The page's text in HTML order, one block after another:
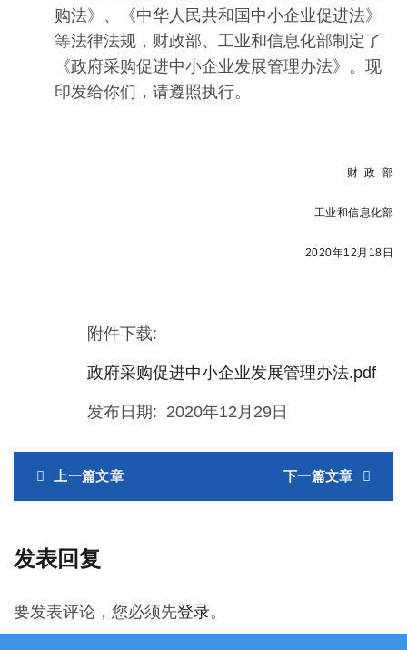
购法》、《中华人民共和国中小企业促进法》
等法律法规，财政部、工业和信息化部制定了
《政府采购促进中小企业发展管理办法》。现
印发给你们，请遵照执行。
财 政 部
工业和信息化部
2020年12月18日
附件下载:
政府采购促进中小企业发展管理办法.pdf
发布日期: 2020年12月29日
上一篇文章 下一篇文章
发表回复
要发表评论，您必须先登录。